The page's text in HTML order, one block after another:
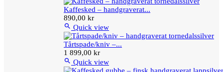
Kaffesked – handgraverat...
890,00 kr
 Quick view
Tårtspade/kniv –...
1 899,00 kr
 Quick view